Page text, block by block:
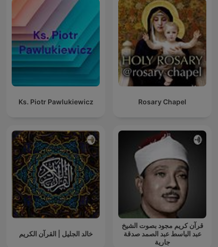
Ks. Piotr Pawlukiewicz Rosary Chapel
خالد الجليل | القرآن الكريم
قرآن كريم مجود بصوت الشيخ
عبد الباسط عبد الصمد صدقة
جارية